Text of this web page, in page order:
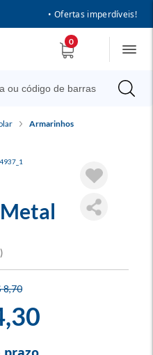
• Ofertas imperdíveis!
0
Armarinhos
8,70